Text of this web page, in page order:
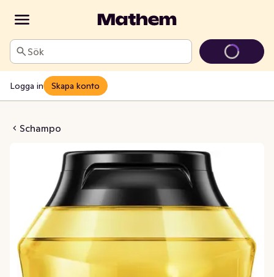
Sök
Logga in Skapa konto
Schampo
Oil Nutritive